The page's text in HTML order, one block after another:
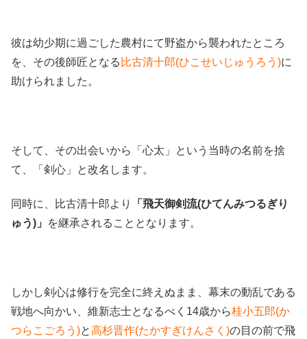
彼は幼少期に過ごした農村にて野盗から襲われたところ
を、その後師匠となる 比古清十郎(ひこせいじゅうろう)に
助けられました。
そして、その出会いから「心太」という当時の名前を捨
て、「剣心」と改名します。
同時に、比古清十郎より
「飛天御剣流(ひてんみつるぎり
ゅう)」
を継承されることとなります。
しかし剣心は修行を完全に終えぬまま、幕末の動乱である
戦地へ向かい、維新志士となるべく14歳から桂小五郎(か
つらこごろう)と高杉晋作(たかすぎけんさく)の目の前で飛